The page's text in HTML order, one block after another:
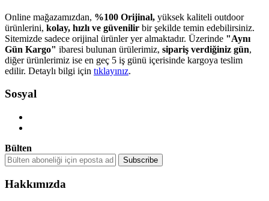
Online mağazamızdan, %100 Orijinal, yüksek kaliteli outdoor
ürünlerini, kolay, hızlı ve güvenilir bir şekilde temin edebilirsiniz.
Sitemizde sadece orijinal ürünler yer almaktadır. Üzerinde "Aynı
Gün Kargo" ibaresi bulunan ürülerimiz, sipariş verdiğiniz gün,
diğer ürünlerimiz ise en geç 5 iş günü içerisinde kargoya teslim
edilir. Detaylı bilgi için tıklayınız.
Sosyal
Bülten
Hakkımızda